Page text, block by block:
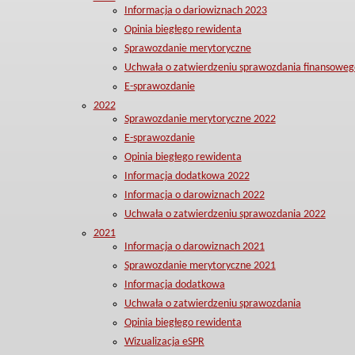
Informacja o dariowiznach 2023
Opinia biegłego rewidenta
Sprawozdanie merytoryczne
Uchwała o zatwierdzeniu sprawozdania
E-sprawozdanie
2022
Sprawozdanie merytoryczne 2022
E-sprawozdanie
Opinia biegłego rewidenta
Informacja dodatkowa 2022
Informacja o darowiznach 2022
Uchwała o zatwierdzeniu sprawozdania 2022
2021
Informacja o darowiznach 2021
Sprawozdanie merytoryczne 2021
Informacja dodatkowa
Uchwała o zatwierdzeniu sprawozdania
Opinia biegłego rewidenta
Wizualizacja eSPR